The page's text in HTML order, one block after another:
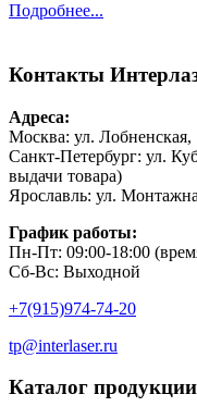
Подробнее...
Контакты
Адреса:
Москва: ул.
Санкт-Петербург: ул.
выдачи товара)
Ярославль: ул.
График работы:
Пн-Пт: 09:00-18:00
Сб-Вс: Выходной
+7(915)974-74-20
tp@interlaser.ru
Каталог продукции